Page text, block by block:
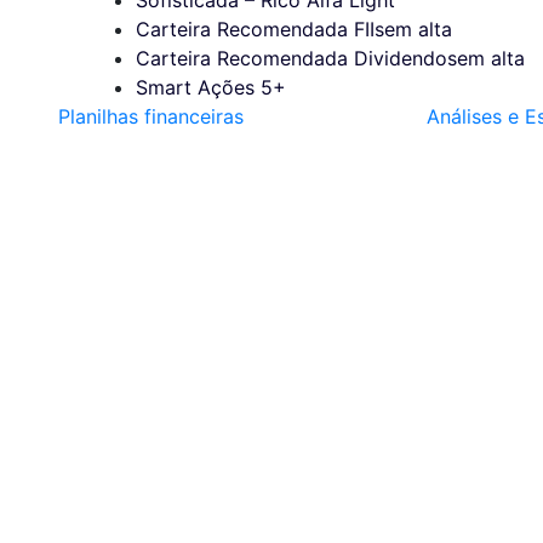
Carteira Recomendada FIIsem alta
Carteira Recomendada Dividendosem alta
Smart Ações 5+
Planilhas financeiras Análises e